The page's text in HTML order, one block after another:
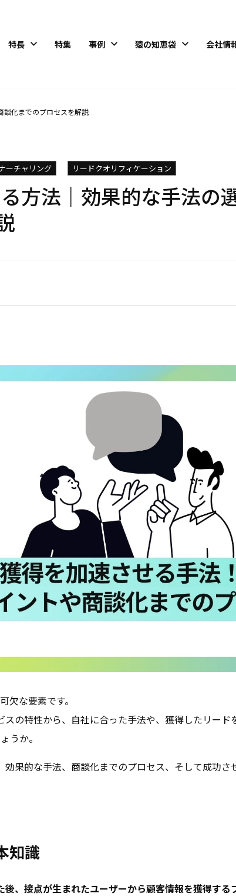
特長 特集 事例 猿の知恵袋 会社情
談化までのプロセスを解説
ーチャリング リードクオリフィケーション
方法｜効果的な手法の
欠な要素です。
の特性から、自社に合った手法や、獲得したリード
うか。
果的な手法、商談化までのプロセス、そして成功さ
知識
後、接点が生まれたユーザーから顧客情報を獲得する